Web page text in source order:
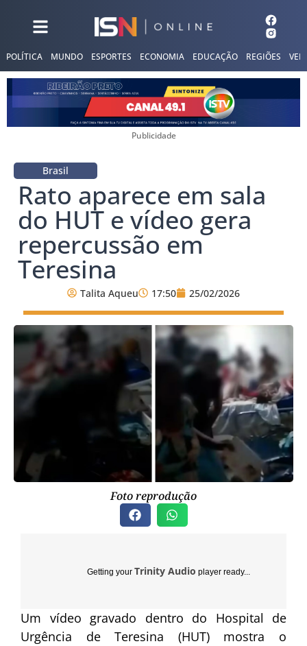
POLÍTICA MUNDO ESPORTES ECONOMIA EDUCAÇÃO REGIÕES
Publicidade
Brasil
Rato aparece em sala
do HUT e vídeo gera
repercussão em
Teresina
Talita Aqueu 17:50 25/02/2026
Foto reprodução
Getting your Trinity Audio player ready...
Um vídeo gravado dentro do Hospital de
Urgência de Teresina (HUT) mostra o